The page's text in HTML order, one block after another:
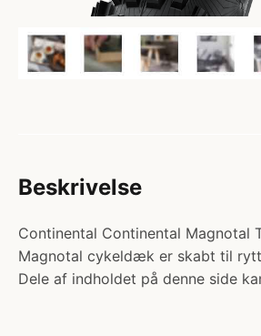
Beskrivelse
Continental Continental Magnotal
Magnotal cykeldæk er skabt til
Dele af indholdet på denne side